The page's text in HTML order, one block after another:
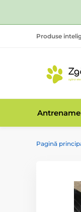
Produse
Pagină